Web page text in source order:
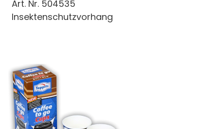
Art. Nr. 504535
Insektenschutzvorhang